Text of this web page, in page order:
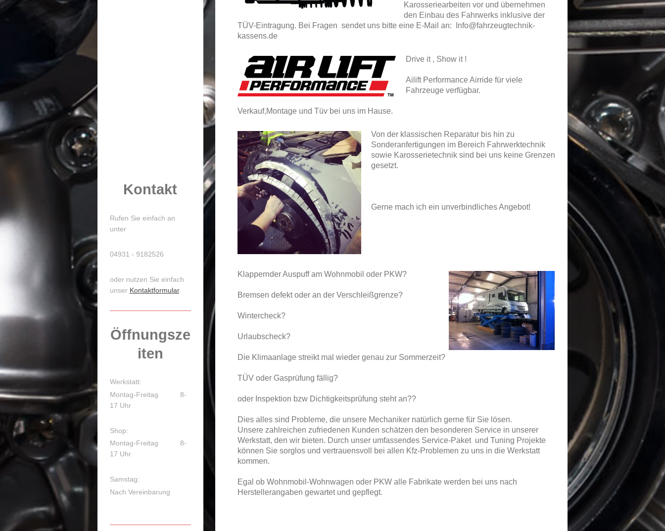
Karosseriearbeiten vor und übernehmen
den Einbau des Fahrwerks inklusive der
TÜV-Eintragung. Bei Fragen sendet uns bitte eine E-Mail an: Info@fahrzeugtechnik-
kassens.de
Drive it , Show it !
Ailift Performance Airride für viele
Fahrzeuge verfügbar.
Verkauf,Montage und Tüv bei uns im Hause.
Von der klassischen Reparatur bis hin zu
Sonderanfertigungen im Bereich Fahrwerktechnik
sowie Karosserietechnik sind bei uns keine Grenzen
gesetzt.
Gerne mach ich ein unverbindliches Angebot!
Klappernder Auspuff am Wohnmobil oder PKW?
Bremsen defekt oder an der Verschleißgrenze?
Wintercheck?
Urlaubscheck?
Die Klimaanlage streikt mal wieder genau zur Sommerzeit?
TÜV oder Gasprüfung fällig?
oder Inspektion bzw Dichtigkeitsprüfung steht an??
Dies alles sind Probleme, die unsere Mechaniker natürlich gerne für Sie lösen.
Unsere zahlreichen zufriedenen Kunden schätzen den besonderen Service in unserer
Werkstatt, den wir bieten. Durch unser umfassendes Service-Paket und Tuning Projekte
können Sie sorglos und vertrauensvoll bei allen Kfz-Problemen zu uns in die Werkstatt
kommen.
Egal ob Wohnmobil-Wohnwagen oder PKW alle Fabrikate werden bei uns nach
Herstellerangaben gewartet und gepflegt.
Kontakt
Rufen Sie einfach an
unter
04931 - 9182526
oder nutzen Sie einfach
unser Kontaktformular.
Öffnungsze
iten
Werkstatt:
Montag-Freitag 8-
17 Uhr
Shop:
Montag-Freitag 8-
17 Uhr
Samstag:
Nach Vereinbarung